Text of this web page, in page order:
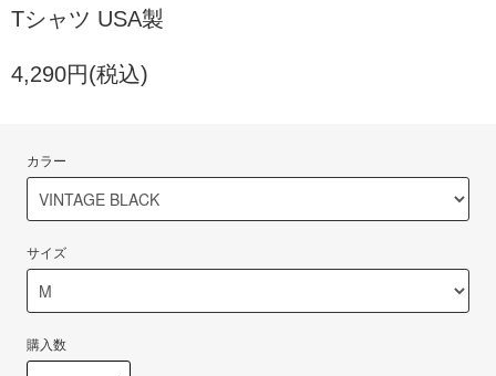
Tシャツ USA製
4,290円(税込)
カラー
サイズ
購入数